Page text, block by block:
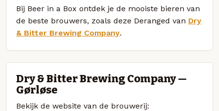
Bij Beer in a Box ontdek je de mooiste bieren van
de beste brouwers, zoals deze Deranged van Dry
& Bitter Brewing Company.
Dry & Bitter Brewing Company —
Gørløse
Bekijk de website van de brouwerij: